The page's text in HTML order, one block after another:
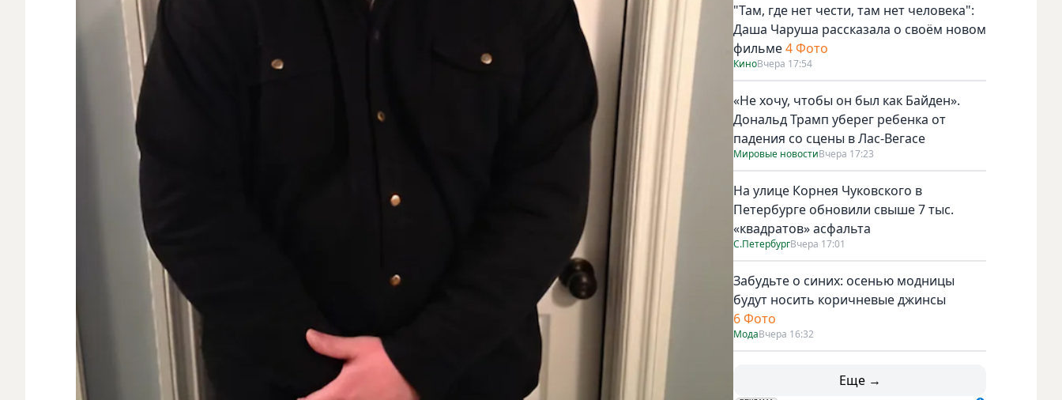
"Там, где нет чести, там нет человека":
Даша Чаруша рассказала о своём новом
фильме4 Фото
КиноВчера 17:54
«Не хочу, чтобы он был как Байден».
Дональд Трамп уберег ребенка от
падения со сцены в Лас-Вегасе
Мировые новостиВчера 17:23
На улице Корнея Чуковского в
Петербурге обновили свыше 7 тыс.
«квадратов» асфальта
С.ПетербургВчера 17:01
Забудьте о синих: осенью модницы
будут носить коричневые джинсы
6 Фото
МодаВчера 16:32
Еще →